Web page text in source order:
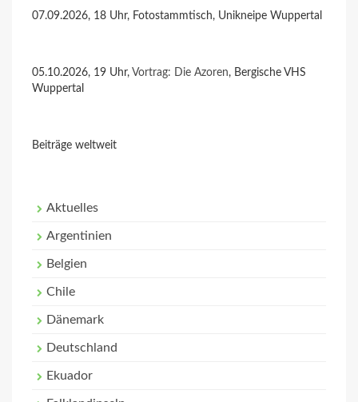
07.09.2026, 18 Uhr, Fotostammtisch, Unikneipe Wuppertal
05.10.2026, 19 Uhr, Vortrag: Die Azoren, Bergische VHS
Wuppertal
Beiträge weltweit
Aktuelles
Argentinien
Belgien
Chile
Dänemark
Deutschland
Ekuador